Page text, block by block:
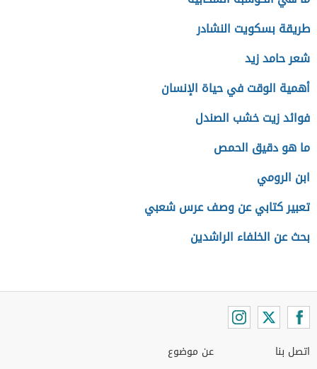
طريقة بسكويت النشادر
شعر حامد زيد
أهمية الوقت في حياة الإنسان
فوائد زيت خشب الصندل
ما هو دقيق الحمص
ابن الرومي
تعبير كتابي عن وصف عرس شعبي
بحث عن الخلفاء الراشدين
اتصل بنا عن موضوع